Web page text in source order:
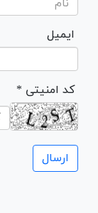
ایمیل
* کد امنیتی